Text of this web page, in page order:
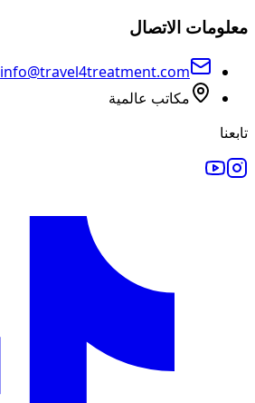
معلومات الاتصال
info@travel4treatment.com
مكاتب عالمية
تابعنا